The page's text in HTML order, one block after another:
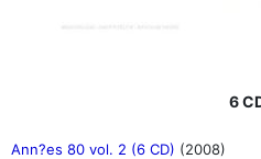
6
Ann?es 80 vol. 2 (6 CD) (2008)